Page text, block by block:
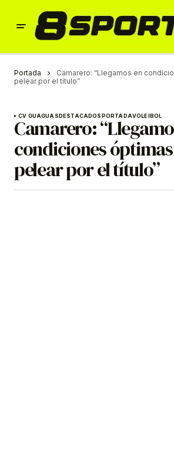
Portada
Camarero: “Llegamos en
pelear por el título”
CV GUAGUASDESTACADOSPORTADAVOLEIBOL
Camarero:
condiciones
pelear por el título”